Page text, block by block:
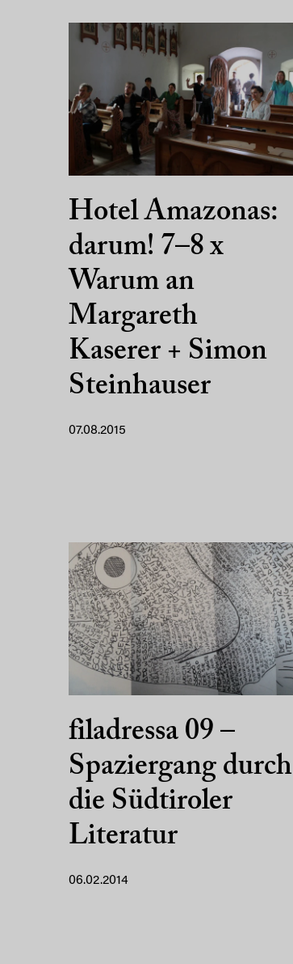
Hotel Amazonas:
darum! 7–8 x
Warum an
Margareth
Kaserer + Simon
Steinhauser
07.08.2015
filadressa 09 –
Spaziergang durch
die Südtiroler
Literatur
06.02.2014